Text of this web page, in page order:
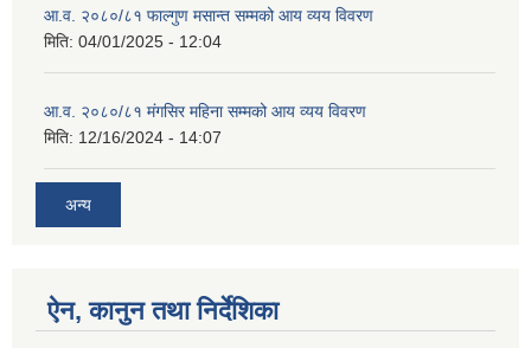
आ.व. २०८०/८१ फाल्गुण मसान्त सम्मको आय व्यय विवरण
मिति: 04/01/2025 - 12:04
आ.व. २०८०/८१ मंगसिर महिना सम्मको आय व्यय विवरण
मिति: 12/16/2024 - 14:07
अन्य
ऐन, कानुन तथा निर्देशिका